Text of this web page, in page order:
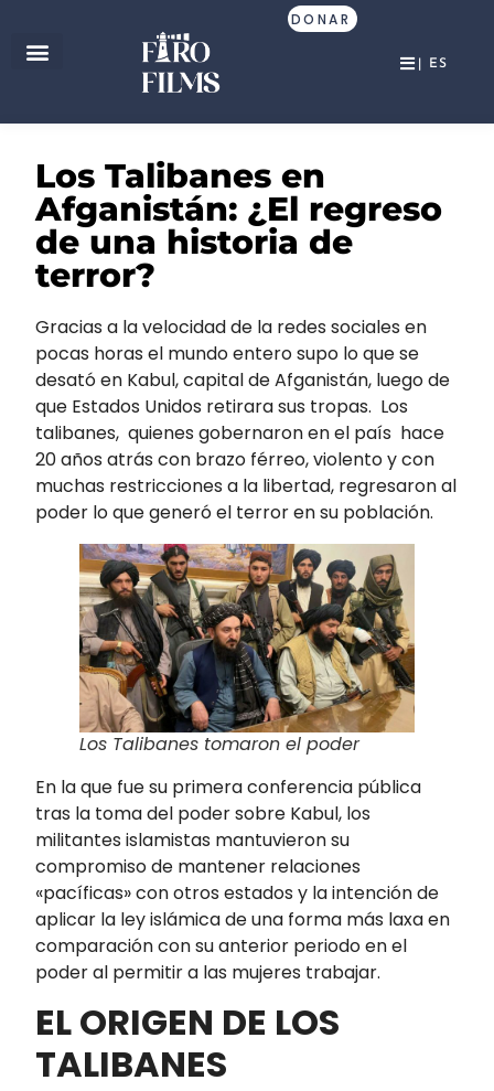
DONAR
| ES
Los Talibanes en
Afganistán: ¿El regreso
de una historia de
terror?
Gracias a la velocidad de la redes sociales en
pocas horas el mundo entero supo lo que se
desató en Kabul, capital de Afganistán, luego de
que Estados Unidos retirara sus tropas. Los
talibanes, quienes gobernaron en el país hace
20 años atrás con brazo férreo, violento y con
muchas restricciones a la libertad, regresaron al
poder lo que generó el terror en su población.
Los Talibanes tomaron el poder
En la que fue su primera conferencia pública
tras la toma del poder sobre Kabul, los
militantes islamistas mantuvieron su
compromiso de mantener relaciones
«pacíficas» con otros estados y la intención de
aplicar la ley islámica de una forma más laxa en
comparación con su anterior periodo en el
poder al permitir a las mujeres trabajar.
EL ORIGEN DE LOS
TALIBANES